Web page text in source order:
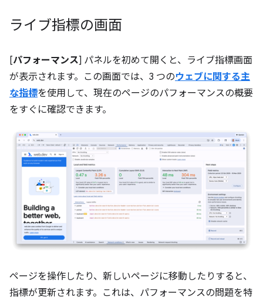
ライブ指標の画面
[パフォーマンス] パネルを初めて開くと、ライブ指標画面
が表示されます。この画面では、3 つのウェブに関する主
な指標を使用して、現在のページのパフォーマンスの概要
をすぐに確認できます。
ページを操作したり、新しいページに移動したりすると、
指標が更新されます。これは、パフォーマンスの問題を特